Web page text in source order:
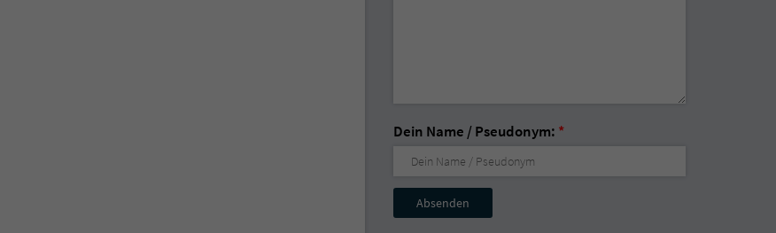
Dein Name / Pseudonym: *
Nicht
ausfüllen!